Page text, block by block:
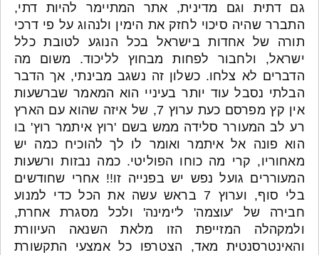
גם דתית וגם מדינית, אתר המתיימר להיות דתי,
התברר שהיה סיכוי לחזק את הימין ולנהוג על פי דרכי
תורה של אחדות בישראל בכל הנוגע לטובת כלל
ישראל, ולחבור לפחות מבחוץ לליכוד. משום מה
הדברים לא צלחו. כשלון זה נשגב מבינתי, אך הדבר
הבלתי נסבל עוד יותר בעיניי הוא המאמר שברשעות
אין קץ מפרסם כעת ערוץ 7, של איזה שהוא עם הארץ
רע לב המעורר סלידה ממש בשם 'רוץ איתמר רוץ' בו
הוא פונה אל איתמר ואומר לו לך להוכיח כמה יש
מאחוריו, קרי מה כוחו הפוליטי. כמה נבזות ורשעות
המעוררים גועל נפש יש בפנייה זו!! אחרי שחודשים
בלי סוף, וערוץ 7 בראש עשה את הכל כדי למנוע
חבירה של 'עוצמה' ל'ימינה' ולכל מסגרת אחרת,
ולמקהלה המזייפת הזו מלאת השנאה העיוורת
והאינטרסנטית מאד, הצטרפו כל אמצעי התקשורת